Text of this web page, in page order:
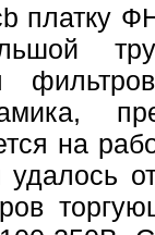
платку
на